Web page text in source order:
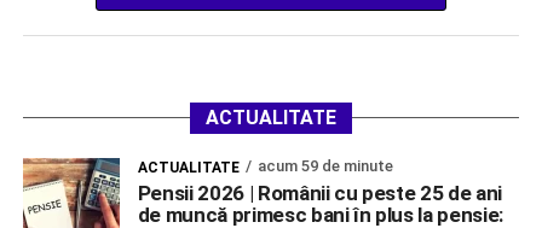
ACTUALITATE
ACTUALITATE acum 59 de minute
Pensii 2026 | Românii cu peste 25 de ani
de muncă primesc bani în plus la pensie: